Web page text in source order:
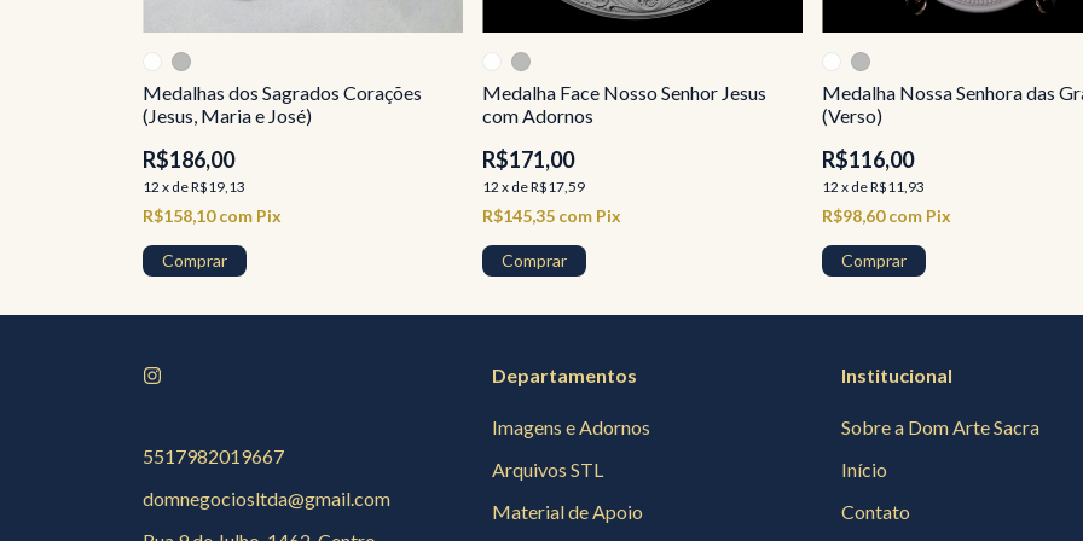
Medalhas dos Sagrados Corações
(Jesus, Maria e José)
R$186,00
12 x deR$19,13
R$158,10com Pix
Comprar
Medalha Face Nosso Senhor Jesus
com Adornos
R$171,00
12 x deR$17,59
R$145,35 com Pix
Comprar
Medalha Nossa Senhora das
(Verso)
R$116,00
12 x deR$11,93
R$98,60com Pix
Comprar
5517982019667
domnegociosltda@gmail.com
Departamentos
Imagens e Adornos
Arquivos STL
Material de Apoio
Institucional
Sobre a Dom Arte Sacra
Início
Contato